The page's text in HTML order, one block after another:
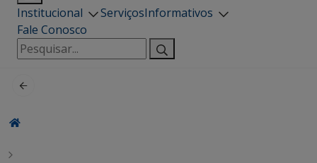
Institucional ServiçosInformativos
Fale Conosco
Pesquisar
por: